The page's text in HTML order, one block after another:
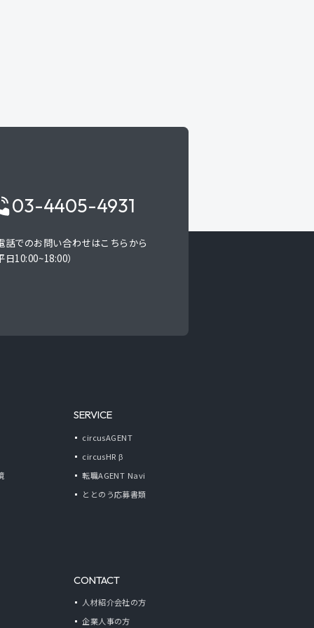
03-4405-4931
話でのお問い合わせはこちらから
日10:00~18:00）
SERVICE
circusAGENT
circusHR β
転職AGENT Navi
ととのう応募書類
CONTACT
人材紹介会社の方
企業人事の方